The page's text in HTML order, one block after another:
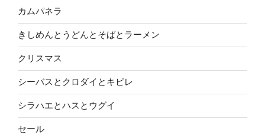
カムパネラ
きしめんとうどんとそばとラーメン
クリスマス
シーバスとクロダイとキビレ
シラハエとハスとウグイ
セール